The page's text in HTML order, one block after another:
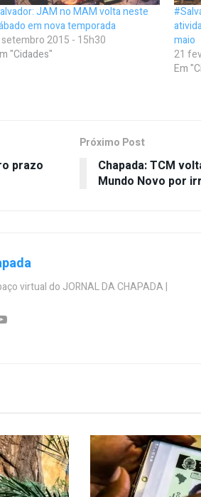
JAM no MAM volta neste
em nova temporada
setembro 2015 - 15h30
"Cidades"
maio
21
Em
prazo
Próximo Post
Chapada: TCM
Mundo Novo por
virtual do JORNAL DA CHAPADA |